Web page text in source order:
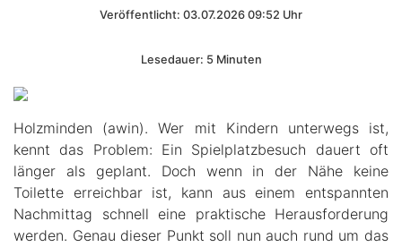
Veröffentlicht: 03.07.2026 09:52 Uhr
Lesedauer: 5 Minuten
Holzminden (awin). Wer mit Kindern unterwegs ist,
kennt das Problem: Ein Spielplatzbesuch dauert oft
länger als geplant. Doch wenn in der Nähe keine
Toilette erreichbar ist, kann aus einem entspannten
Nachmittag schnell eine praktische Herausforderung
werden. Genau dieser Punkt soll nun auch rund um das